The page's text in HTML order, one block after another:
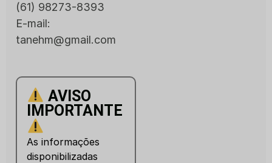
(61) 98273-8393
E-mail:
tanehm@gmail.com
AVISO
IMPORTANTE
As informações
disponibilizadas